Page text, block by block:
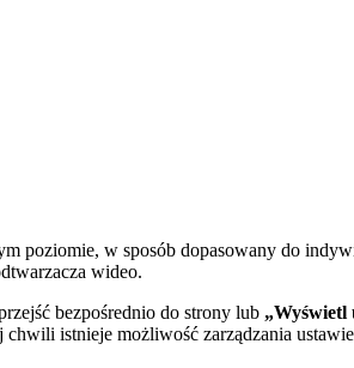
poziomie, w sposób dopasowany do
wideo.
bezpośrednio do strony lub „Wyświetl
istnieje możliwość zarządzania